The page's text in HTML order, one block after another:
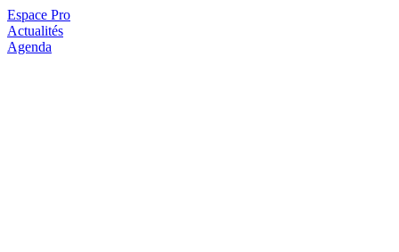
Espace Pro
Actualités
Agenda